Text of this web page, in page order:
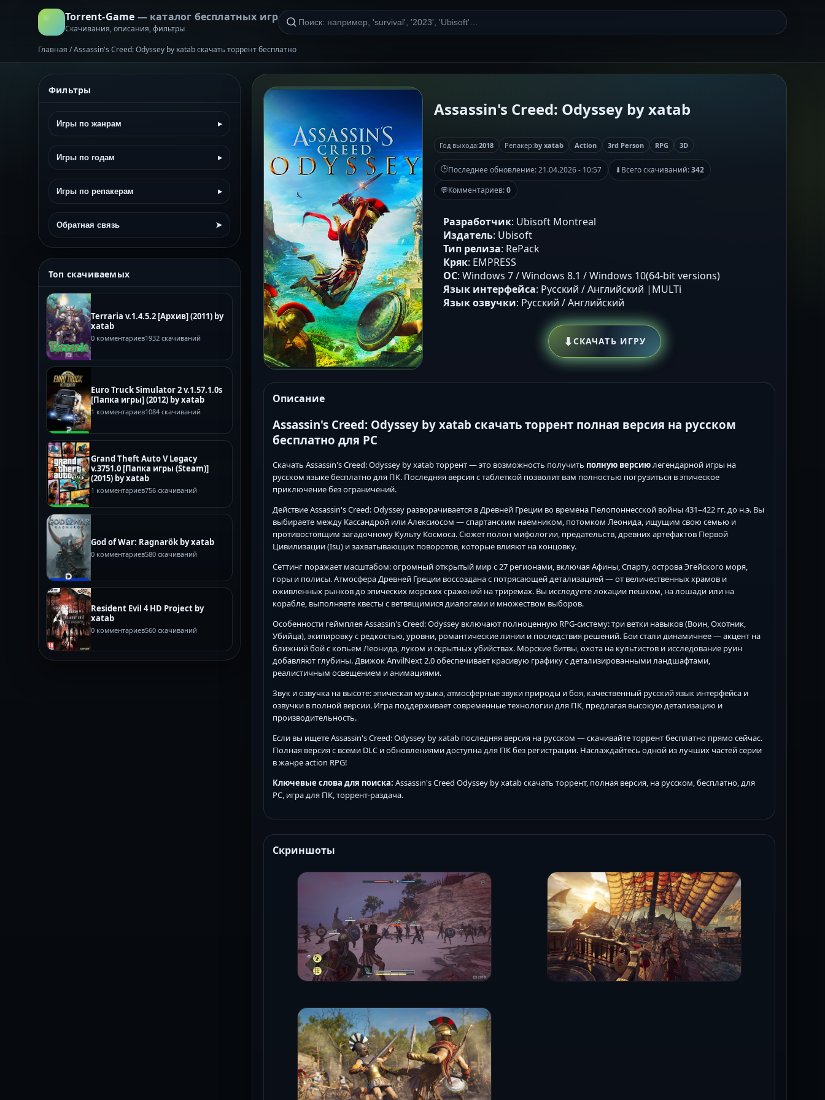
Torrent-Game — каталог бесплатных игр
Скачивания, описания, фильтры
Главная /Assassin's Creed: Odyssey by xatab скачать торрент бесплатно
Фильтры
Игры по жанрам ▸
Игры по годам ▸
Игры по репакерам ▸
Обратная связь ➤
Топ скачиваемых
Terraria v.1.4.5.2 [Архив] (2011) by
xatab
0 комментариев1932 скачиваний
Euro Truck Simulator 2 v.1.57.1.0s
[Папка игры] (2012) by xatab
1 комментариев1084 скачиваний
Grand Theft Auto V Legacy
v.3751.0 [Папка игры (Steam)]
(2015) by xatab
1 комментариев756 скачиваний
God of War: Ragnarök by xatab
0 комментариев580 скачиваний
Resident Evil 4 HD Project by
xatab
0 комментариев560 скачиваний
Assassin's Creed: Odyssey by xatab
Год выхода:2018 Репакер:by xatab Action 3rd Person RPG 3D
🕒Последнее обновление:21.04.2026 - 10:57 ⬇Всего скачиваний:342
💬Комментариев:0
Разработчик: Ubisoft Montreal
Издатель: Ubisoft
Тип релиза: RePack
Кряк: EMPRESS
ОС: Windows 7 / Windows 8.1 / Windows 10(64-bit versions)
Язык интерфейса: Русский / Английский |MULTi
Язык озвучки: Русский / Английский
⬇СКАЧАТЬ ИГРУ
Описание
Assassin's Creed: Odyssey by xatab скачать торрент полная версия на русском
бесплатно для PC
Скачать Assassin's Creed: Odyssey by xatab торрент — это возможность получить полную версиюлегендарной игры на
русском языке бесплатно для ПК. Последняя версия с таблеткой позволит вам полностью погрузиться в эпическое
приключение без ограничений.
Действие Assassin's Creed: Odyssey разворачивается в Древней Греции во времена Пелопоннесской войны 431–422 гг. до н.э. Вы
выбираете между Кассандрой или Алексиосом — спартанским наемником, потомком Леонида, ищущим свою семью и
противостоящим загадочному Культу Космоса. Сюжет полон мифологии, предательств, древних артефактов Первой
Цивилизации (Isu) и захватывающих поворотов, которые влияют на концовку.
Сеттинг поражает масштабом: огромный открытый мир с 27 регионами, включая Афины, Спарту, острова Эгейского моря,
горы и полисы. Атмосфера Древней Греции воссоздана с потрясающей детализацией — от величественных храмов и
оживленных рынков до эпических морских сражений на триремах. Вы исследуете локации пешком, на лошади или на
корабле, выполняете квесты с ветвящимися диалогами и множеством выборов.
Особенности геймплея Assassin's Creed: Odyssey включают полноценную RPG-систему: три ветки навыков (Воин, Охотник,
Убийца), экипировку с редкостью, уровни, романтические линии и последствия решений. Бои стали динамичнее — акцент на
ближний бой с копьем Леонида, луком и скрытных убийствах. Морские битвы, охота на культистов и исследование руин
добавляют глубины. Движок AnvilNext 2.0 обеспечивает красивую графику с детализированными ландшафтами,
реалистичным освещением и анимациями.
Звук и озвучка на высоте: эпическая музыка, атмосферные звуки природы и боя, качественный русский язык интерфейса и
озвучки в полной версии. Игра поддерживает современные технологии для ПК, предлагая высокую детализацию и
производительность.
Если вы ищете Assassin's Creed: Odyssey by xatab последняя версия на русском — скачивайте торрент бесплатно прямо сейчас.
Полная версия с всеми DLC и обновлениями доступна для ПК без регистрации. Наслаждайтесь одной из лучших частей серии
в жанре action RPG!
Ключевые слова для поиска: Assassin's Creed Odyssey by xatab скачать торрент, полная версия, на русском, бесплатно, для
PC, игра для ПК, торрент-раздача.
Скриншоты